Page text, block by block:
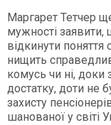
Маргарет Тетчер
мужності
відкинути поняття
нищить
комусь чи ні, доки
достатку, доти не
захисту
шанованої у світі